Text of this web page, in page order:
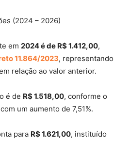
(2024 – 2026)
em 2024 é de R$ 1.412,00,
11.864/2023, representando
relação ao valor anterior.
é de R$ 1.518,00, conforme o
um aumento de 7,51%.
para R$ 1.621,00, instituído